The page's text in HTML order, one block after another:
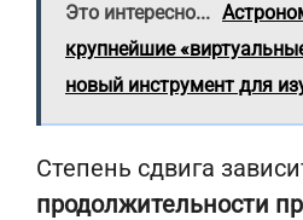
Это интересно...
крупнейшие
новый инструмент для
Степень сдвига
продолжительности